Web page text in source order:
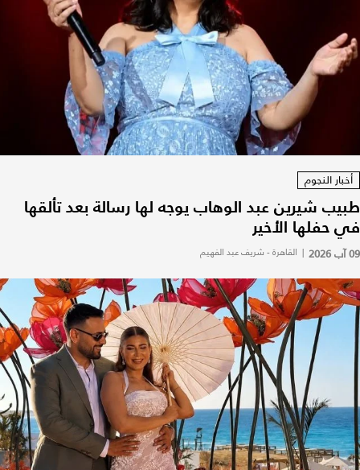
أخبار النجوم
طبيب شيرين عبد الوهاب يوجه لها رسالة بعد تألقها
في حفلها الأخير
09 آب 2026 | القاهرة - شريف عبد الفهيم